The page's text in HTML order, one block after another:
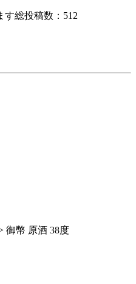
す総投稿数：512
御幣 原酒 38度